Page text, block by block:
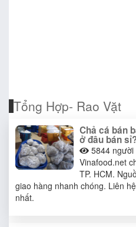
Tổng Hợp- Rao Vặt
Chả cá bán
ở đâu bán
5844 người
Vinafood.net
TP. HCM.
giao hàng nhanh chóng. Liên
nhất.